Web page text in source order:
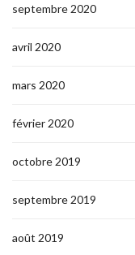
septembre 2020
avril 2020
mars 2020
février 2020
octobre 2019
septembre 2019
août 2019